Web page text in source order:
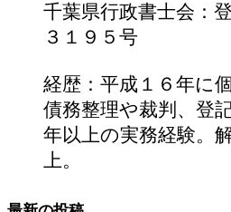
千葉県行政書士会：
３１９５号
経歴：平成１６年に
債務整理や裁判、登
年以上の実務経験。
上。